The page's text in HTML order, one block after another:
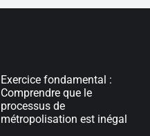
Exercice fondamental :
Comprendre que le
processus de
métropolisation est inégal